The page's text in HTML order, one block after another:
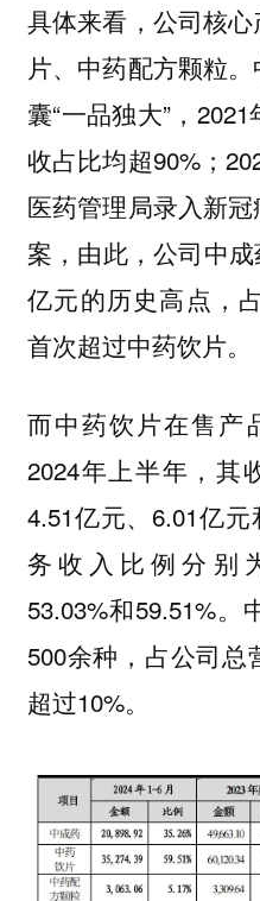
具体来看，公司核
片、中药配方颗粒
囊“一品独大”，
收占比均超90%；
医药管理局录入新
案，由此，公司中
亿元的历史高点，
首次超过中药饮片。
而中药饮片在售产
2024年上半年，其
4.51亿元、6.01亿
务收入比例分别为
53.03%和59.51%
500余种，占公司总
超过10%。